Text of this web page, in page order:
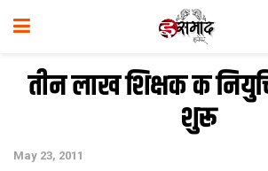
तीन लाख शिक्षक क
शुरू
May 23, 2011